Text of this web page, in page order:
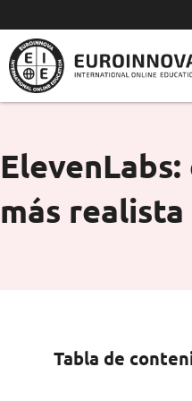
al
contenido
más realista
Tabla de